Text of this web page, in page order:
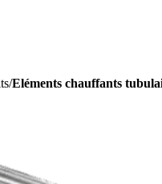
/Eléments chauffants